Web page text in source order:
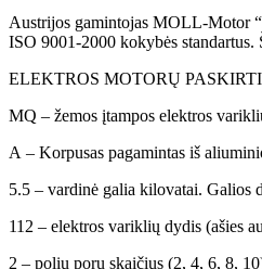
Austrijos gamintojas MOLL-Motor
ISO 9001-2000 kokybės
ELEKTROS MOTORŲ
MQ – žemos įtampos elektros
A – Korpusas pagamintas iš
5.5 – vardinė galia kilovatai. Galios
112 – elektros variklių dydis (ašies
2 – polių porų skaičius (2, 4, 6, 8,